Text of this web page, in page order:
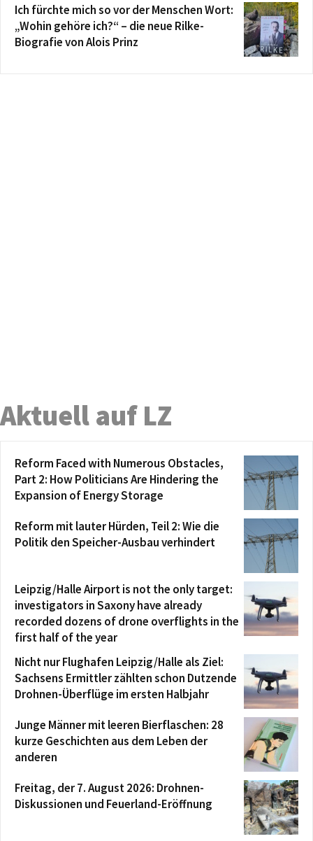
Ich fürchte mich so vor der Menschen Wort:
„Wohin gehöre ich?“ – die neue Rilke-
Biografie von Alois Prinz
Aktuell auf LZ
Reform Faced with Numerous Obstacles,
Part 2: How Politicians Are Hindering the
Expansion of Energy Storage
Reform mit lauter Hürden, Teil 2: Wie die
Politik den Speicher-Ausbau verhindert
Leipzig/Halle Airport is not the only target:
investigators in Saxony have already
recorded dozens of drone overflights in the
first half of the year
Nicht nur Flughafen Leipzig/Halle als Ziel:
Sachsens Ermittler zählten schon Dutzende
Drohnen-Überflüge im ersten Halbjahr
Junge Männer mit leeren Bierflaschen: 28
kurze Geschichten aus dem Leben der
anderen
Freitag, der 7. August 2026: Drohnen-
Diskussionen und Feuerland-Eröffnung